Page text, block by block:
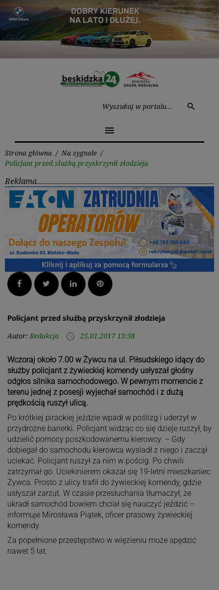
Przejdź
treści
search
menu
Strona główna / Na sygnale /
Policjant przed służbą przyskrzynił złodzieja
Reklama
Facebook Twitter LinkedInPinterest
Policjant przed służbą przyskrzynił złodzieja
Autor: Redakcja access_time 25.01.2017 13:38
Wczoraj około 7.00 w Żywcu na ul. Piłsudskiego idący do
służby policjant z żywieckiej komendy usłyszał głośny
odgłos silnika samochodowego. W pewnym momencie z
terenu jednej z posesji wyjechał samochód i z dużą
prędkością ruszył ulicą.
Po krótkiej pirackiej jeździe wpadł w poślizg i uderzył w
przydrożne barierki. Policjant widząc co się dzieje ruszył, by
udzielić pomocy poszkodowanemu kierowcy. – Gdy
dobiegał do samochodu kierowca wysiadł z niego i zaczął
uciekać. Policjant ruszył za nim w pościg. Po chwili
zatrzymał go. Uciekinierem okazał się 19-letni mieszkaniec
Żywca. Prosto z ulicy trafił do żywieckiej komendy, gdzie
usłyszał zarzut. W czasie przesłuchania tłumaczył, że
ukradł samochód bowiem chciał się nauczyć jeździć –
informuje Mirosława Piątek, oficer prasowy żywieckiej
komendy.
Za popełnione przestępstwo w więzieniu może spędzić
nawet 5 lat.